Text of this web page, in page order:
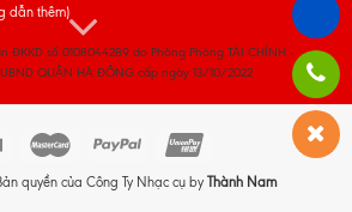
dẫn thêm)
ĐKKD số 0108044289 do Phòng Phòng TÀI CHÍNH -
QUẬN HÀ ĐÔNG cấp ngày 13/10/2022
quyền của Công Ty Nhạc cụ by Thành Nam